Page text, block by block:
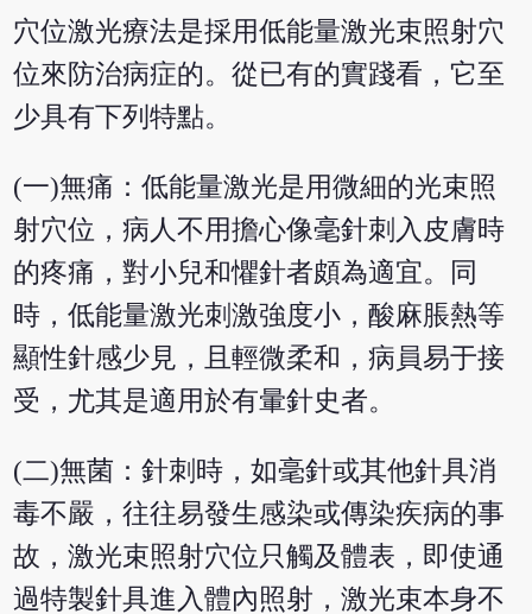
穴位激光療法是採用低能量激光束照射穴
位來防治病症的。從已有的實踐看，它至
少具有下列特點。
(一)無痛：低能量激光是用微細的光束照
射穴位，病人不用擔心像毫針刺入皮膚時
的疼痛，對小兒和懼針者頗為適宜。同
時，低能量激光刺激強度小，酸麻脹熱等
顯性針感少見，且輕微柔和，病員易于接
受，尤其是適用於有暈針史者。
(二)無菌：針刺時，如毫針或其他針具消
毒不嚴，往往易發生感染或傳染疾病的事
故，激光束照射穴位只觸及體表，即使通
過特製針具進入體內照射，激光束本身不